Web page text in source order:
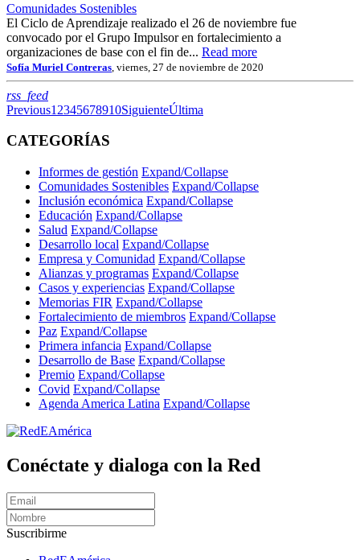
Comunidades Sostenibles
El Ciclo de Aprendizaje realizado el 26 de noviembre fue
convocado por el Grupo Impulsor en fortalecimiento a
organizaciones de base con el fin de... Read more
Sofía Muriel Contreras , viernes, 27 de noviembre de 2020
rss_feedRSS
Previous1 2345678910SiguienteÚltima
CATEGORÍAS
Informes de gestión Expand/Collapse
Comunidades Sostenibles Expand/Collapse
Inclusión económica Expand/Collapse
Educación Expand/Collapse
Salud Expand/Collapse
Desarrollo local Expand/Collapse
Empresa y Comunidad Expand/Collapse
Alianzas y programas Expand/Collapse
Casos y experiencias Expand/Collapse
Memorias FIR Expand/Collapse
Fortalecimiento de miembros Expand/Collapse
Paz Expand/Collapse
Primera infancia Expand/Collapse
Desarrollo de Base Expand/Collapse
Premio Expand/Collapse
Covid Expand/Collapse
Agenda America Latina Expand/Collapse
Conéctate y dialoga con la Red
Suscribirme